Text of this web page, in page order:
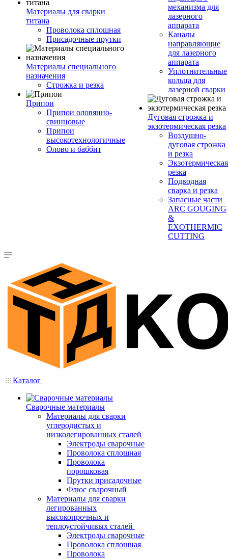
Материалы для сварки
титана
Проволока сплошная
Присадочные прутки
Материалы специального
назначения
Строжка и резка
Припои
Припои оловянно-
свинцовые
Припои
высокотехнологичные
Олово и баббит
механизма для
лазерного
аппарата
Каналы
направляющие
для лазерного
аппарата
Уплотнительные
кольца для
лазерной сварки
Дуговая строжка и
экзотермическая резка
Воздушно-
дуговая строжка
и резка
Экзотермическая
резка
Подводная
сварка и резка
Запасные части
ARC GOUGING
&
EXOTHERMIC
CUTTING
Каталог
Сварочные материалы
Материалы для сварки
углеродистых и
низколегированных сталей
Электроды сварочные
Проволока сплошная
Проволока
порошковая
Прутки присадочные
Флюс сварочный
Материалы для сварки
легированных
высокопрочных и
теплоустойчивых сталей
Электроды сварочные
Проволока сплошная
Проволока